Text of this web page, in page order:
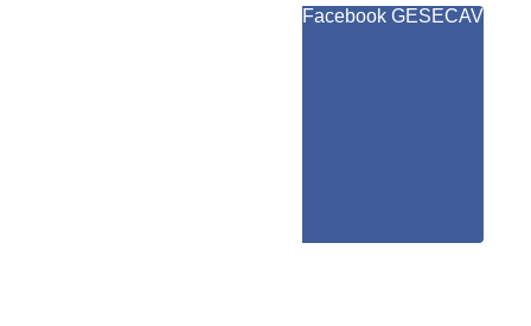
Facebook GESECAV